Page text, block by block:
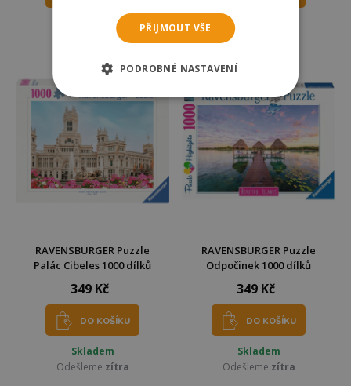
zítra
Odešleme
RAVENSBURGER Puzzle
Palác Cibeles 1000 dílků
349 Kč
DO KOŠÍKU
Skladem
Odešleme zítra
RAVENSBURGER Puzzle
Odpočinek 1000 dílků
349 Kč
DO KOŠÍKU
Skladem
Odešleme zítra
PŘIJMOUT VŠE
PODROBNÉ NASTAVENÍ